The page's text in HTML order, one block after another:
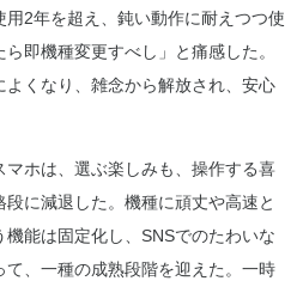
2年を超え、鈍い動作に耐えつつ使
即機種変更すべし」と痛感した。
くなり、雑念から解放され、安心
ホは、選ぶ楽しみも、操作する喜
に減退した。機種に頑丈や高速と
能は固定化し、SNSでのたわいな
、一種の成熟段階を迎えた。一時